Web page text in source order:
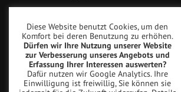
Fax: +49(0)2942-5799777
info@blomenroehr.com
Diese Website benutzt Cookies, um den
Komfort bei deren Benutzung zu erhöhen.
Dürfen wir Ihre Nutzung unserer Website
zur Verbesserung unseres Angebots und
Erfassung Ihrer Interessen auswerten?
Dafür nutzen wir Google Analytics. Ihre
Einwilligung ist freiwillig, Sie können sie